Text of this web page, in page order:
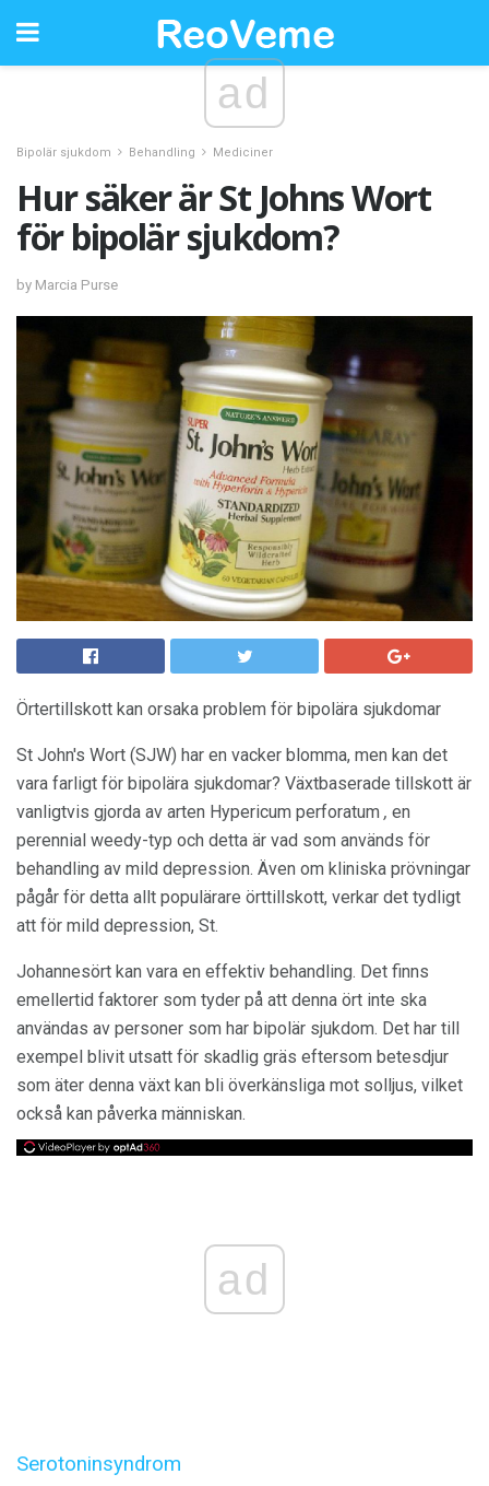
ad
Bipolär sjukdom Behandling Mediciner
Hur säker är St Johns Wort
för bipolär sjukdom?
by Marcia Purse
Örtertillskott kan orsaka problem för bipolära sjukdomar
St John's Wort (SJW) har en vacker blomma, men kan det
vara farligt för bipolära sjukdomar? Växtbaserade tillskott är
vanligtvis gjorda av arten Hypericum perforatum , en
perennial weedy-typ och detta är vad som används för
behandling av mild depression. Även om kliniska prövningar
pågår för detta allt populärare örttillskott, verkar det tydligt
att för mild depression, St.
Johannesört kan vara en effektiv behandling. Det finns
emellertid faktorer som tyder på att denna ört inte ska
användas av personer som har bipolär sjukdom. Det har till
exempel blivit utsatt för skadlig gräs eftersom betesdjur
som äter denna växt kan bli överkänsliga mot solljus, vilket
också kan påverka människan.
ad
Serotoninsyndrom